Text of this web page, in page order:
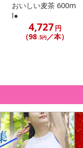
おいしい麦茶 600m
l●
4,727円
（98.5円／本）